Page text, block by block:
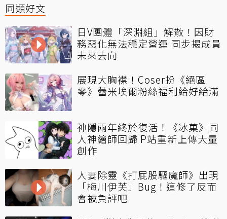
同類好文
日V團體「深淵組」解散！因財
務惡化無法穩定營運 同步揭成員
未來去向
展現大胸襟！Coser扮《絕區
零》蕾米埃爾粉絲福利給好給滿
神隱兩年終於復活！《冰菓》同
人神繪師回歸 P站重新上傳大量
創作
人妻除靈《打屁股驅魔師》出現
「梅川伊芙」Bug！這修了反而
會被負評吧